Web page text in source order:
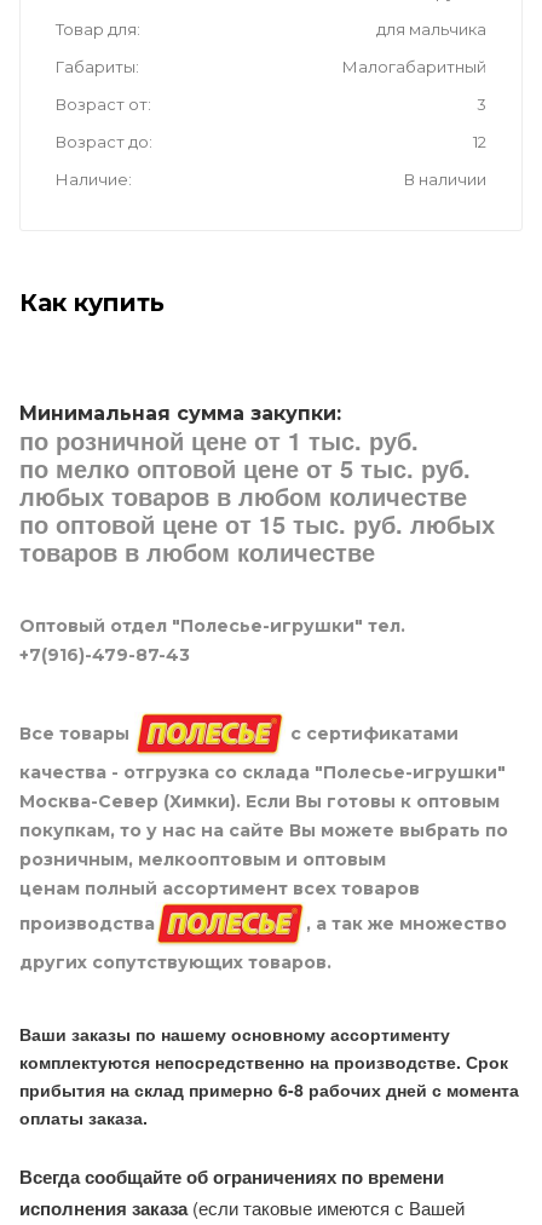
Товар для
для мальчика
Габариты
Малогабаритный
Возраст от
3
Возраст до
12
Наличие
В наличии
Как купить
Минимальная сумма закупки:
по розничной цене от 1 тыс. руб.
по мелко оптовой цене от 5 тыс. руб.
любых товаров в любом количестве
по оптовой цене от 15 тыс. руб. любых
товаров в любом количестве
Оптовый отдел "Полесье-игрушки" тел.
+7(916)-479-87-43
Все товары
с сертификатами
качества - отгрузка со склада "Полесье-игрушки"
Москва-Север (Химки). Если Вы готовы к оптовым
покупкам, то у нас на сайте Вы можете выбрать по
розничным, мелкооптовым и оптовым
ценам полный ассортимент всех товаров
производства
, а так же множество
других сопутствующих товаров.
Ваши заказы по нашему основному ассортименту
комплектуются непосредственно на производстве. Срок
прибытия на склад примерно 6-8 рабочих дней с момента
оплаты заказа.
Всегда сообщайте об ограничениях по времени
исполнения заказа(если таковые имеются с Вашей